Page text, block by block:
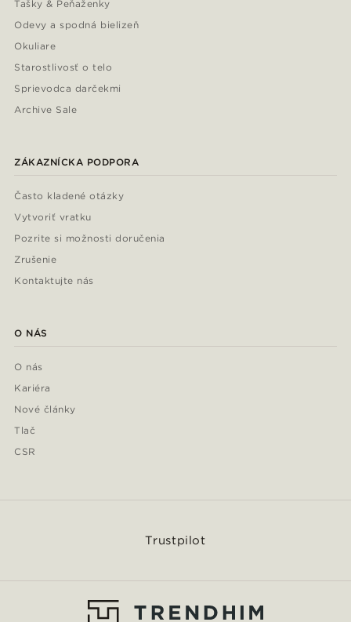
Tašky & Peňaženky
Odevy a spodná bielizeň
Okuliare
Starostlivosť o telo
Sprievodca darčekmi
Archive Sale
ZÁKAZNÍCKA PODPORA
Často kladené otázky
Vytvoriť vratku
Pozrite si možnosti doručenia
Zrušenie
Kontaktujte nás
O NÁS
O nás
Kariéra
Nové články
Tlač
CSR
Trustpilot